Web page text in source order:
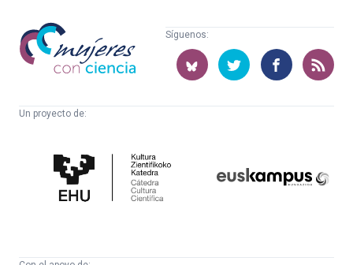
Mujeres
con
ciencia
Síguenos:
Un proyecto de:
Cultura
Científica